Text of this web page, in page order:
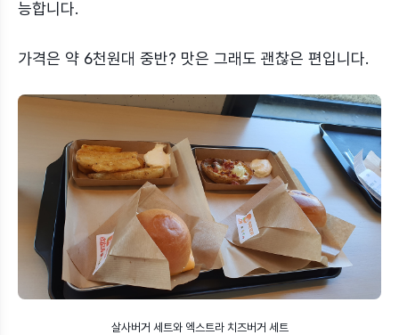
능합니다.
가격은 약 6천원대 중반? 맛은 그래도 괜찮은 편입니다.
살사버거 세트와 엑스트라 치즈버거 세트